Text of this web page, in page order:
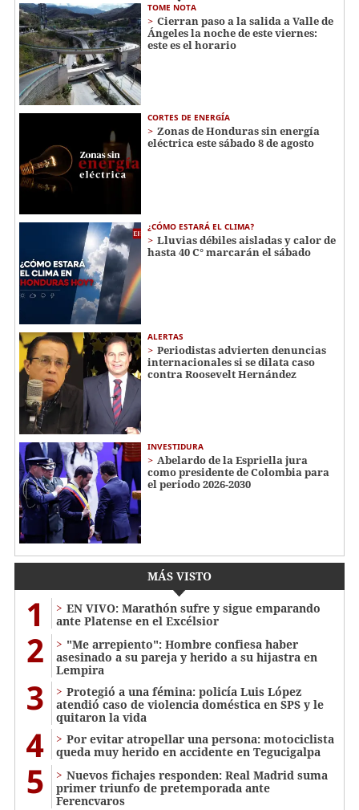
TOME NOTA
Cierran paso a la salida a Valle de
Ángeles la noche de este viernes:
este es el horario
CORTES DE ENERGÍA
Zonas de Honduras sin energía
eléctrica este sábado 8 de agosto
¿CÓMO ESTARÁ EL CLIMA?
Lluvias débiles aisladas y calor de
hasta 40 C° marcarán el sábado
ALERTAS
Periodistas advierten denuncias
internacionales si se dilata caso
contra Roosevelt Hernández
INVESTIDURA
Abelardo de la Espriella jura
como presidente de Colombia para
el periodo 2026-2030
MÁS VISTO
1
EN VIVO: Marathón sufre y sigue emparando
ante Platense en el Excélsior
2
"Me arrepiento": Hombre confiesa haber
asesinado a su pareja y herido a su hijastra en
Lempira
3
Protegió a una fémina: policía Luis López
atendió caso de violencia doméstica en SPS y le
quitaron la vida
4
Por evitar atropellar una persona: motociclista
queda muy herido en accidente en Tegucigalpa
5
Nuevos fichajes responden: Real Madrid suma
primer triunfo de pretemporada ante
Ferencvaros